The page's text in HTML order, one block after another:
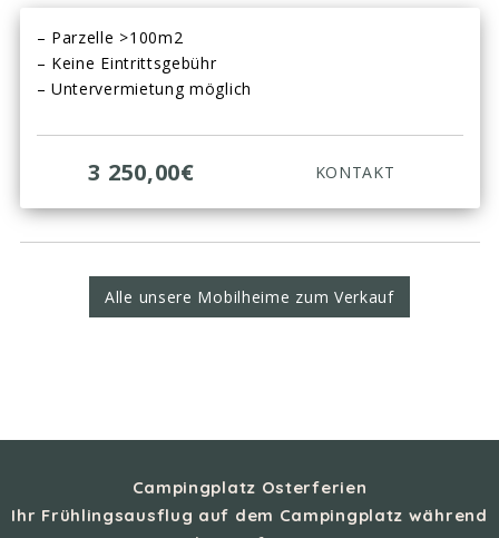
– Parzelle >100m2
– Keine Eintrittsgebühr
– Untervermietung möglich
3 250,00€ KONTAKT
Alle unsere Mobilheime zum Verkauf
Campingplatz Osterferien
Ihr Frühlingsausflug auf dem Campingplatz während